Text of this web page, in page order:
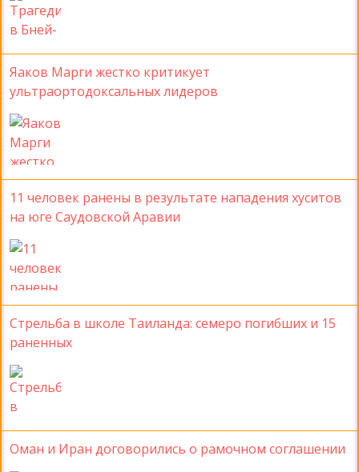
Яаков Марги жестко критикует
ультраортодоксальных лидеров
11 человек ранены в результате нападения хуситов
на юге Саудовской Аравии
Стрельба в школе Таиланда: семеро погибших и 15
раненных
Оман и Иран договорились о рамочном соглашении